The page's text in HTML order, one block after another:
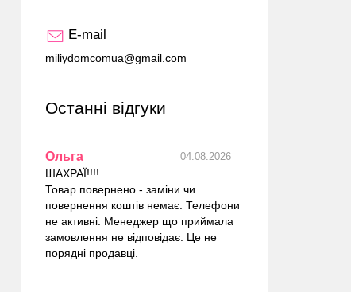
E-mail
miliydomcomua@gmail.com
Останні відгуки
Ольга 04.08.2026
ШАХРАЇ!!!!
Товар повернено - заміни чи
повернення коштів немає. Телефони
не активні. Менеджер що приймала
замовлення не відповідає. Це не
порядні продавці.